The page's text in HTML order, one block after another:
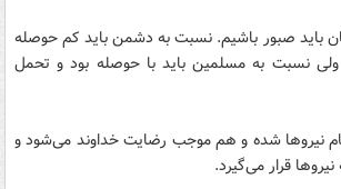
باید صبور باشیم. نسبت به دشمن باید کم حوصله
ولی نسبت به مسلمین باید با حوصله بود و تحمل
نیروها شده و هم موجب رضایت خداوند می‌شود و
قرار می‌گیرد.